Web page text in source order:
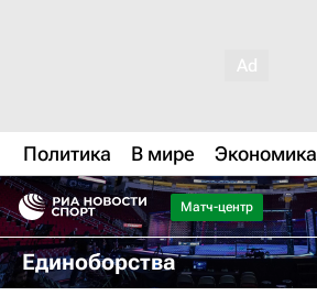
Политика В мире Экономика
Матч-центр
Единоборства